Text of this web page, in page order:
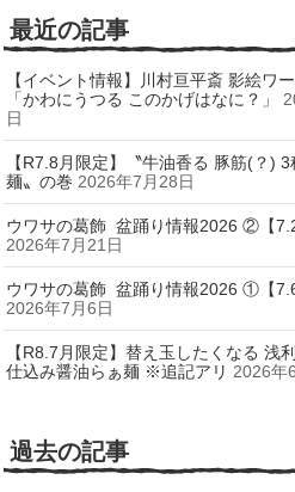
最近の記事
【イベント情報】川村亘平斎 影絵ワ
「かわにうつる このかげはなに？」
日
【R7.8月限定】〝牛油香る 豚筋(？)
麺〟の巻 2026年7月28日
ウワサの葛飾 盆踊り情報2026 ②【
2026年7月21日
ウワサの葛飾 盆踊り情報2026 ①【
2026年7月6日
【R8.7月限定】替え玉したくなる 浅
仕込み醤油らぁ麺 ※追記アリ 2026年
過去の記事